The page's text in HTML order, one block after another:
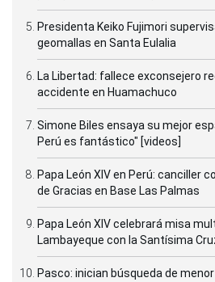
Presidenta Keiko Fujimori
geomallas en Santa Eulalia
La Libertad: fallece exconsejero
accidente en Huamachuco
Simone Biles ensaya su mejor
Perú es fantástico" [videos]
Papa León XIV en Perú: canciller
de Gracias en Base Las Palmas
Papa León XIV celebrará misa
Lambayeque con la Santísima
Pasco: inician búsqueda de